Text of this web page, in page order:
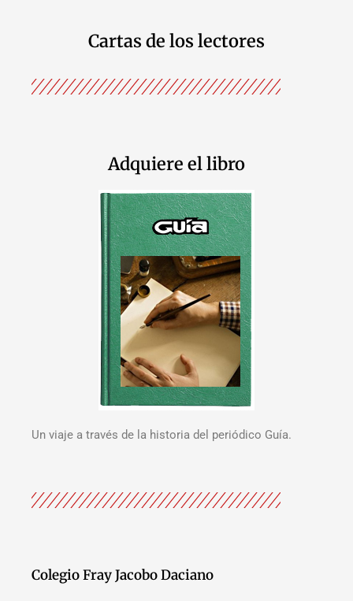
Cartas de los lectores
Adquiere el libro
Un viaje a través de la historia del periódico Guía.
Colegio Fray Jacobo Daciano